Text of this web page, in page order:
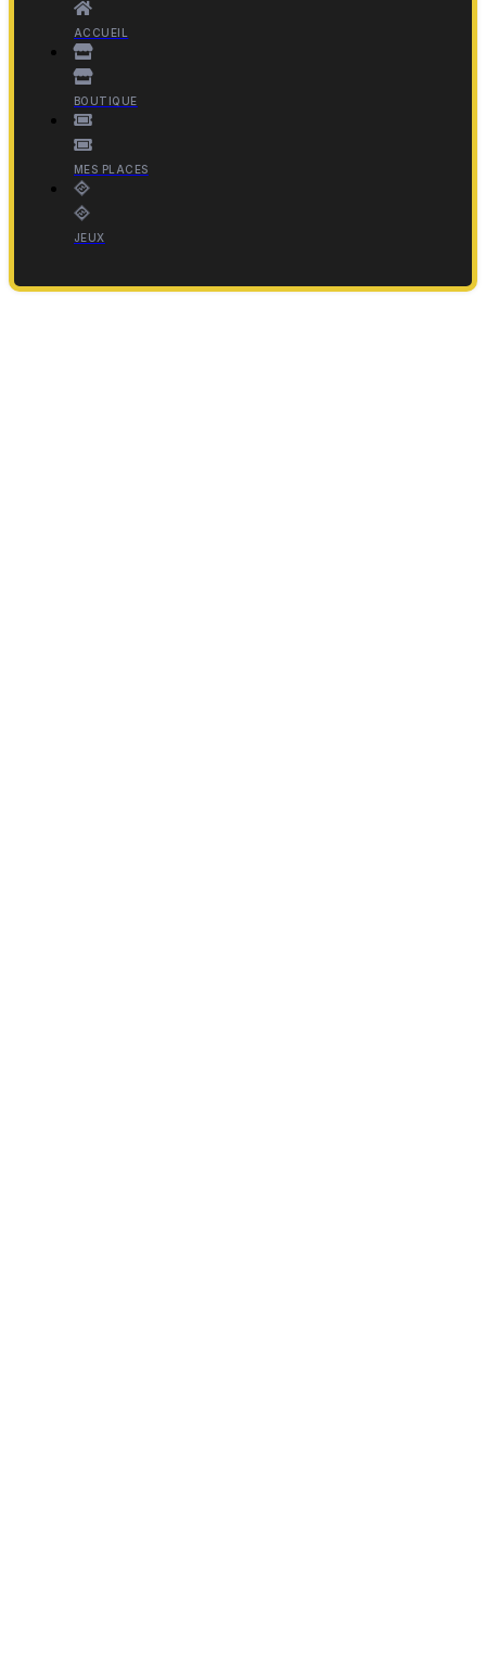
ACCUEIL
BOUTIQUE
MES PLACES
JEUX